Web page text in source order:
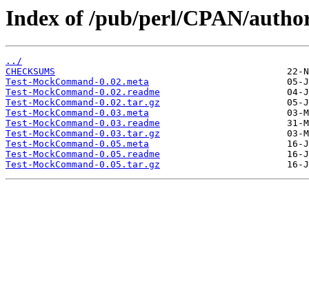
Index of /pub/perl/CPAN/
../
CHECKSUMS
Test-MockCommand-0.02.meta
Test-MockCommand-0.02.readme
Test-MockCommand-0.02.tar.gz
Test-MockCommand-0.03.meta
Test-MockCommand-0.03.readme
Test-MockCommand-0.03.tar.gz
Test-MockCommand-0.05.meta
Test-MockCommand-0.05.readme
Test-MockCommand-0.05.tar.gz